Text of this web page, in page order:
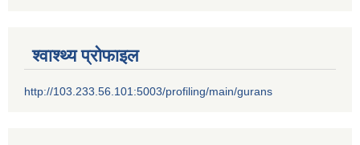
श्वाश्थ्य प्रोफाइल
http://103.233.56.101:5003/profiling/main/gurans